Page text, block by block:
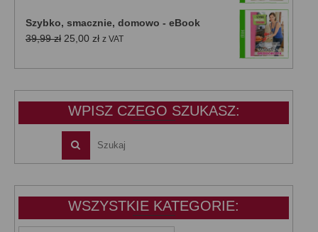
39,99 zł.25,00 zł.
Szybko, smacznie, domowo - eBook
39,99zł Pierwotna
wynosiła:
25,00 złAktualna
wynosi:
z VAT
WPISZ CZEGO SZUKASZ:
WSZYSTKIE KATEGORIE: